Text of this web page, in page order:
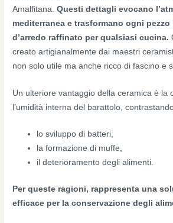
Amalfitana.Questi dettagli evocano
mediterranea e trasformano ogni
d’arredo raffinato per qualsiasi cucina.
creato artigianalmente dai maestri
non solo utile ma anche ricco di fascino e
Un ulteriore vantaggio della ceramica è la
l’umidità interna del barattolo,
lo sviluppo di batteri,
la formazione di muffe,
il deterioramento degli alimenti.
Per queste ragioni, rappresenta una
efficace per la conservazione degli